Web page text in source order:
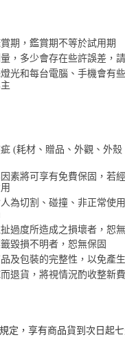
期，鑑賞期不等於試用期
，多少會存在些許誤差，
光和每台電腦、手機會有
(耗材、贈品、外觀、外
素將可享有免費保固，若
為切割、碰撞、非正常使
過度所造成之損壞者，恕
毀損不明者，恕無保固
及包裝的完整性，以免產
退貨，將視情況酌收整新
定，享有商品貨到次日起